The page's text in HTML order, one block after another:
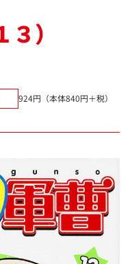
）
924円（本体840円＋税）